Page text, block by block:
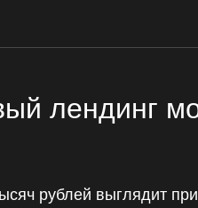
лендинг
рублей выглядит